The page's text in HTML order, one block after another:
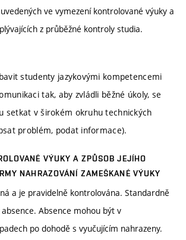
ve vymezení kontrolované výuky a
z průběžné kontroly studia.
studenty jazykovými kompetencemi
tak, aby zvládli běžné úkoly, se
setkat v širokém okruhu technických
problém, podat informace).
VÝUKY A ZPŮSOB JEJÍHO
NAHRAZOVÁNÍ ZAMEŠKANÉ VÝUKY
a je pravidelně kontrolována. Standardně
Absence mohou být v
po dohodě s vyučujícím nahrazeny.